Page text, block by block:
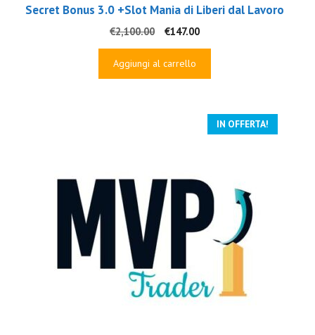
Secret Bonus 3.0 +Slot Mania di Liberi dal Lavoro
€2,100.00
Il
prezzo
originale
€147.00Il
prezzo
Aggiungi al carrello
IN OFFERTA!